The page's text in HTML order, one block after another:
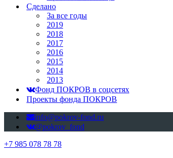
Сделано
За все годы
2019
2018
2017
2016
2015
2014
2013
Фонд ПОКРОВ в соцсетях
Проекты фонда ПОКРОВ
info@pokrov-fond.ru
@pokrov_fond
+7 985 078 78 78